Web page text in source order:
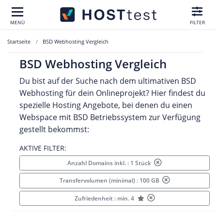
MENÜ FILTER
Startseite BSD Webhosting Vergleich
BSD Webhosting Vergleich
Du bist auf der Suche nach dem ultimativen BSD
Webhosting für dein Onlineprojekt? Hier findest du
spezielle Hosting Angebote, bei denen du einen
Webspace mit BSD Betriebssystem zur Verfügung
gestellt bekommst:
AKTIVE FILTER:
Anzahl Domains inkl. : 1 Stück
Transfervolumen (minimal) : 100 GB
Zufriedenheit : min. 4